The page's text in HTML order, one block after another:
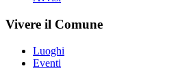
Vivere il Comune
Luoghi
Eventi